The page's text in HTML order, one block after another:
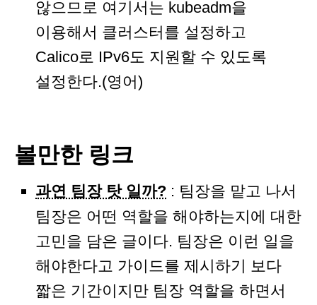
않으므로 여기서는 kubeadm을
이용해서 클러스터를 설정하고
Calico로 IPv6도 지원할 수 있도록
설정한다.(영어)
볼만한 링크
과연 팀장 탓 일까? : 팀장을 맡고 나서
팀장은 어떤 역할을 해야하는지에 대한
고민을 담은 글이다. 팀장은 이런 일을
해야한다고 가이드를 제시하기 보다
짧은 기간이지만 팀장 역할을 하면서